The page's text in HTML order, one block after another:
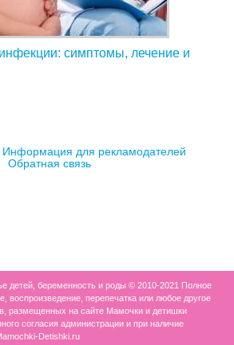
симптомы, лечение и
Информация для рекламодателей
Обратная связь
детей, беременность и роды © 2010-2021 Полное
воспроизведение, перепечатка или любое другое
размещенных на сайте Мамочки и детишки
согласия администрации и при наличие
Detishki.ru